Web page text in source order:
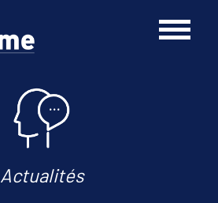
Actualités